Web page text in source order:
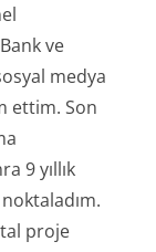
ve
medya
ettim. Son
9 yıllık
proje